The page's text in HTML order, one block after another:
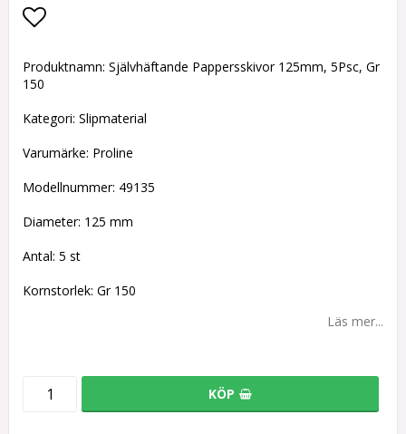
Produktnamn: Självhäftande Pappersskivor 125mm, 5Psc, Gr
150
Kategori: Slipmaterial
Varumärke: Proline
Modellnummer: 49135
Diameter: 125 mm
Antal: 5 st
Kornstorlek: Gr 150
Läs mer...
KÖP